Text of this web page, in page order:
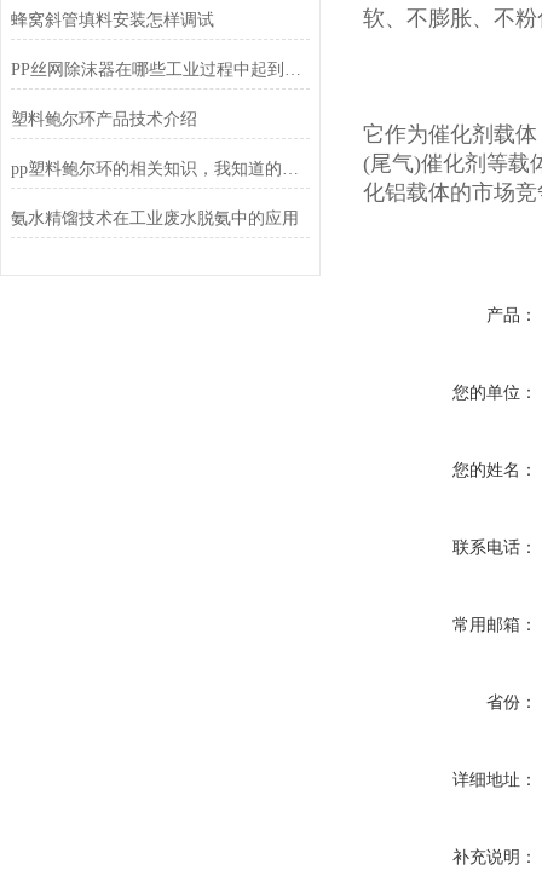
蜂窝斜管填料安装怎样调试
PP丝网除沫器在哪些工业过程中起到关键作用？
塑料鲍尔环产品技术介绍
pp塑料鲍尔环的相关知识，我知道的都在这儿了
氨水精馏技术在工业废水脱氨中的应用
软、不膨胀、不
它作为催化剂载
(尾气)催化剂等载
化铝载体的市场
产品：
您的单位：
您的姓名：
联系电话：
常用邮箱：
省份：
详细地址：
补充说明：